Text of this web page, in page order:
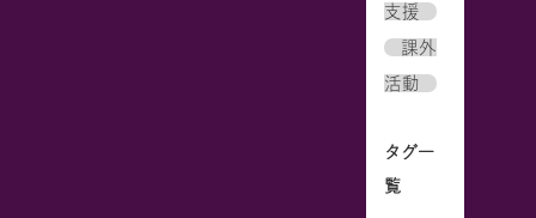
支援
課外
活動
タグ一
覧